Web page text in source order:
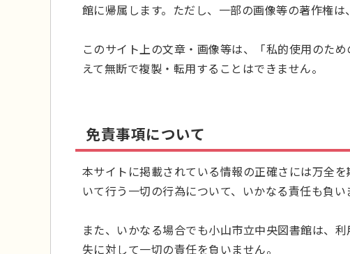
館に帰属します。ただし、一部の画像等の著作権は
このサイト上の文章・画像等は、「私的使用のた
えて無断で複製・転用することはできません。
免責事項について
本サイトに掲載されている情報の正確さには万全
いて行う一切の行為について、いかなる責任も負い
また、いかなる場合でも小山市立中央図書館は、
失に対して一切の責任を負いません。